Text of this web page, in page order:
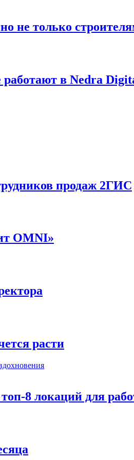
не только
в Nedra
продаж 2ГИС
OMNI»
расти
8 локаций для